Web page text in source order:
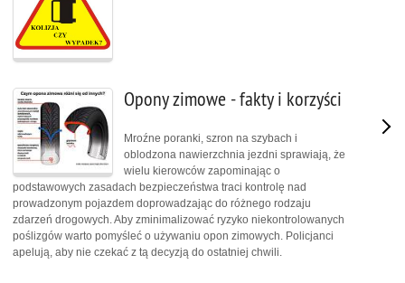
Opony zimowe - fakty i korzyści
Mroźne poranki, szron na szybach i
oblodzona nawierzchnia jezdni sprawiają, że
wielu kierowców zapominając o
podstawowych zasadach bezpieczeństwa traci kontrolę nad
prowadzonym pojazdem doprowadzając do różnego rodzaju
zdarzeń drogowych. Aby zminimalizować ryzyko niekontrolowanych
poślizgów warto pomyśleć o używaniu opon zimowych. Policjanci
apelują, aby nie czekać z tą decyzją do ostatniej chwili.